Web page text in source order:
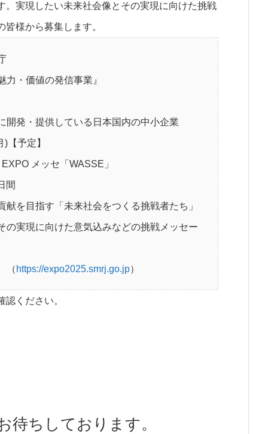
実現したい未来社会像とその実現に向けた挑戦
様から募集します。
・価値の発信事業』
開発・提供している日本国内の中小企業
【予定】
メッセ「WASSE」
間
を目指す「未来社会をつくる挑戦者たち」
の実現に向けた意気込みなどの挑戦メッセー
（ https://expo2025.smrj.go.jp）
ください。
待ちしております。